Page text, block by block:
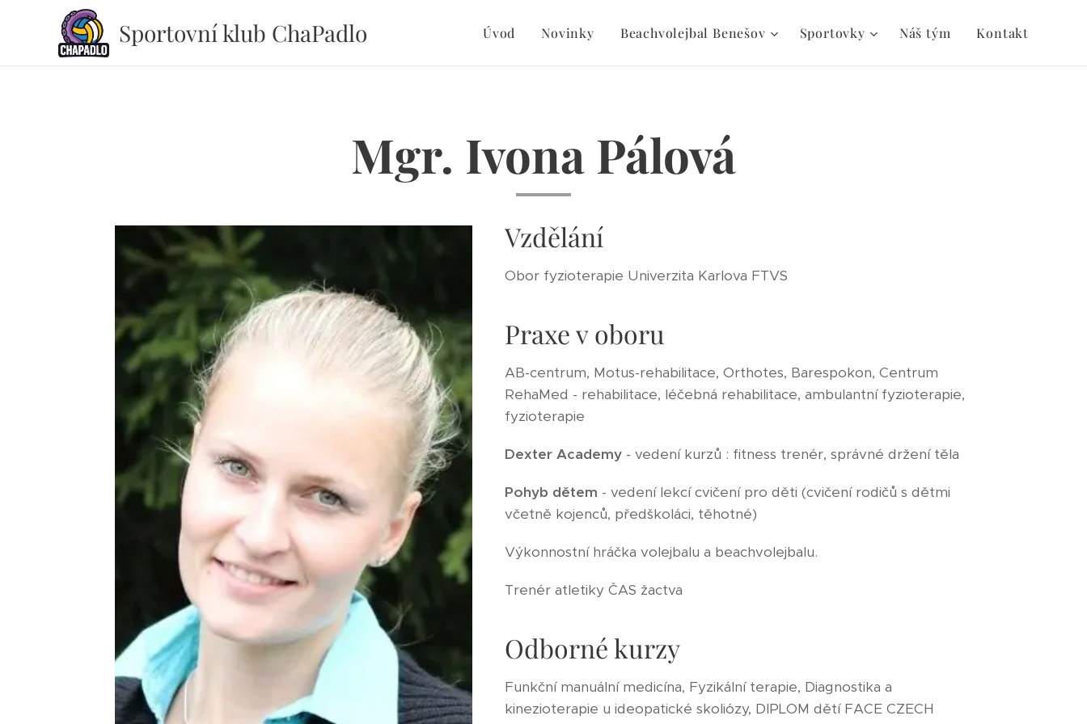
Sportovní klub ChaPadlo Úvod Novinky Beachvolejbal Benešov Sportovky Náš tým Kontakt
Mgr. Ivona Pálová
Vzdělání
Obor fyzioterapie Univerzita Karlova FTVS
Praxe v oboru
AB-centrum, Motus-rehabilitace, Orthotes, Barespokon, Centrum
RehaMed - rehabilitace, léčebná rehabilitace, ambulantní fyzioterapie,
fyzioterapie
Dexter Academy - vedení kurzů : fitness trenér, správné držení těla
Pohyb dětem - vedení lekcí cvičení pro děti (cvičení rodičů s dětmi
včetně kojenců, předškoláci, těhotné)
Výkonnostní hráčka volejbalu a beachvolejbalu.
Trenér atletiky ČAS žactva
Odborné kurzy
Funkční manuální medicína, Fyzikální terapie, Diagnostika a
kinezioterapie u ideopatické skoliózy, DIPLOM dětí FACE CZECH